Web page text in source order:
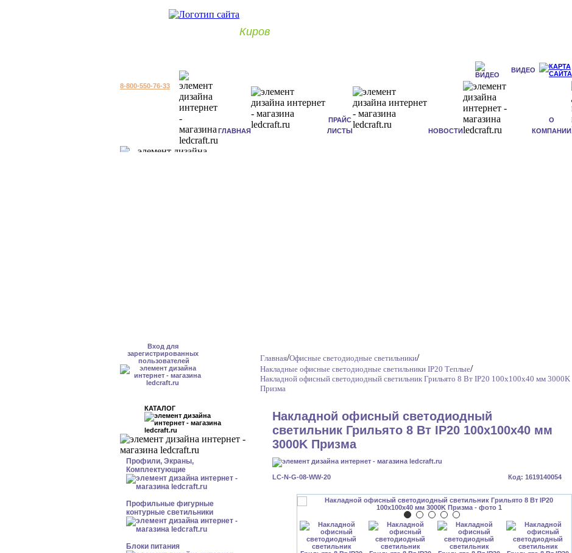
Киров
ВИДЕО
8-800-550-76-33
ГЛАВНАЯ
ПРАЙС
ЛИСТЫ
НОВОСТИ
О
КОМПАНИИ
Вход для
зарегистрированных
пользователей
КАТАЛОГ
Профили, Экраны,
Комплектующие
Профильные фигурные
контурные светильники
Блоки питания
Главная/Офисные светодиодные светильники/
Накладные офисные светодиодные светильники IP20 Теплые/
Накладной офисный светодиодный светильник Грильято 8 Вт IP20 100x100x40 мм 3000K
Призма
Накладной офисный светодиодный
светильник Грильято 8 Вт IP20 100x100x40 мм
3000K Призма
Код: 1619140054
LC-N-G-08-WW-20